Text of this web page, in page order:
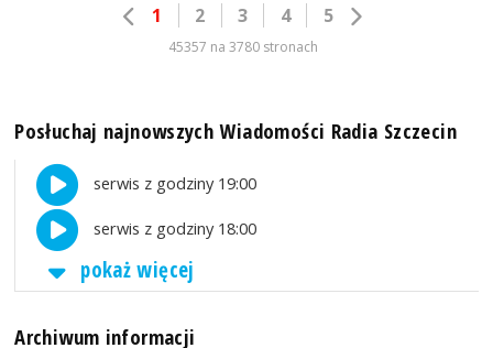
1 2 3 4 5
45357 na 3780 stronach
Posłuchaj najnowszych Wiadomości Radia Szczecin
serwis z godziny 19:00
serwis z godziny 18:00
pokaż więcej
Archiwum informacji